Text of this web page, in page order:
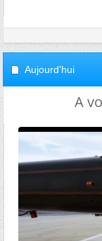
Aujourd'hui
A